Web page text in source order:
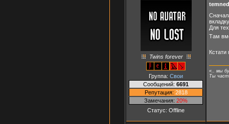
Twins forever
Группа: Свои
Сообщений: 6691
Репутация: 2818
Замечания: 20%
Статус: Offline
temned
Для
Там
«.. мы
Ты